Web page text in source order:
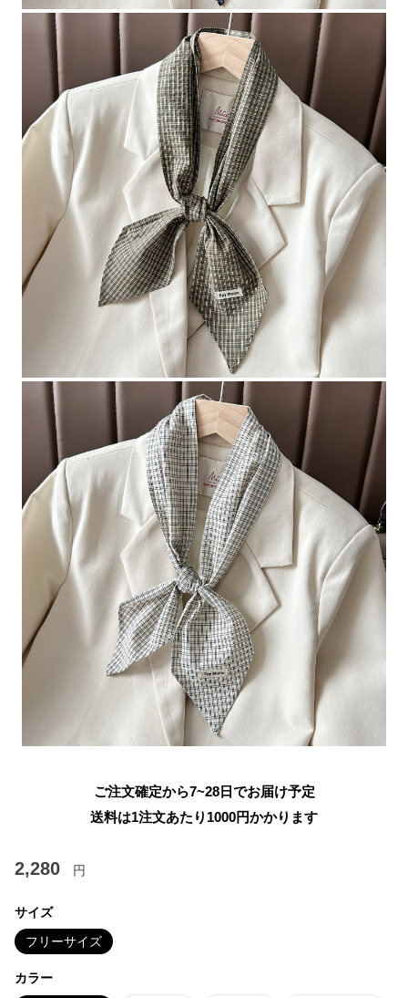
ご注文確定から7~28日でお届け予定
送料は1注文あたり 1000円かかります
2,280 円
サイズ
フリーサイズ
カラー